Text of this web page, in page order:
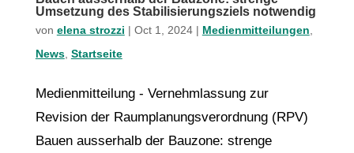
Umsetzung des Stabilisierungsziels notwendig
von elena strozzi | Oct 1, 2024| Medienmitteilungen
News, Startseite
Medienmitteilung - Vernehmlassung zur
Revision der Raumplanungsverordnung (RPV)
Bauen ausserhalb der Bauzone: strenge